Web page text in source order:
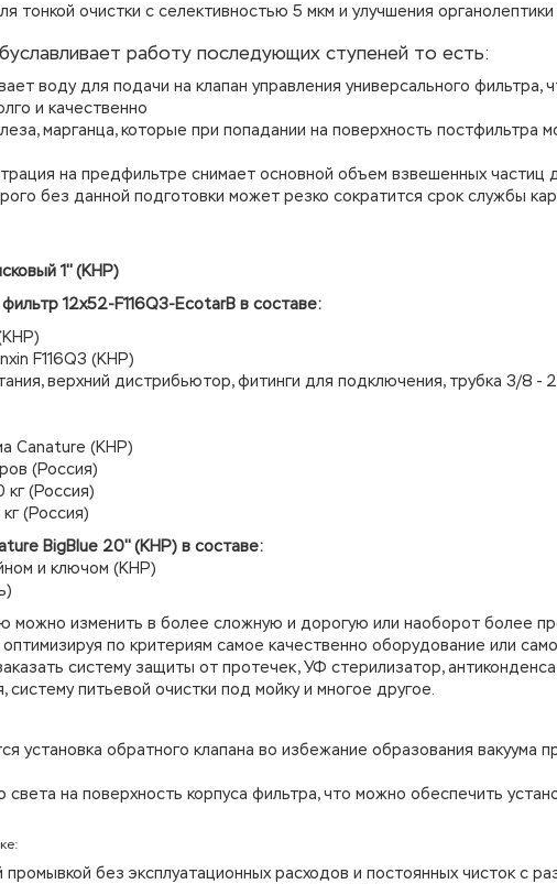
тонкой очистки с селективностью 5 мкм и улучшения
работу последующих ступеней то есть:
воду для подачи на клапан управления универсального фильтра,
и качественно
марганца, которые при попадании на поверхность постфильтра
на предфильтре снимает основной объем взвешенных частиц
без данной подготовки может резко сократится срок службы
1'' (КНР)
12х52-F116Q3-EcotarB в составе:
F116Q3 (КНР)
верхний дистрибьютор, фитинги для подключения, трубка 3/8 -
Canature (КНР)
(Россия)
кг (Россия)
(Россия)
BigBlue 20'' (КНР) в составе:
и ключом (КНР)
можно изменить в более сложную и дорогую или наоборот более
по критериям самое качественно оборудование или
систему защиты от протечек, УФ стерилизатор,
питьевой очистки под мойку и многое другое.
установка обратного клапана во избежание образования вакуума
на поверхность корпуса фильтра, что можно обеспечить
без эксплуатационных расходов и постоянных чисток с